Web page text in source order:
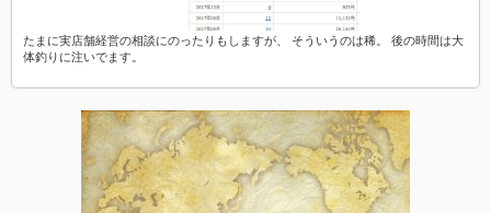
たまに実店舗経営の相談にのったりもしますが、 そういうのは稀。 後の時間は大
体釣りに注いでます。